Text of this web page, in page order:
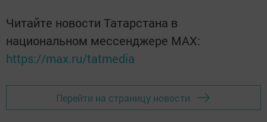
Читайте новости Татарстана в
национальном мессенджере MАХ:
https://max.ru/tatmedia
Перейти на страницу новости